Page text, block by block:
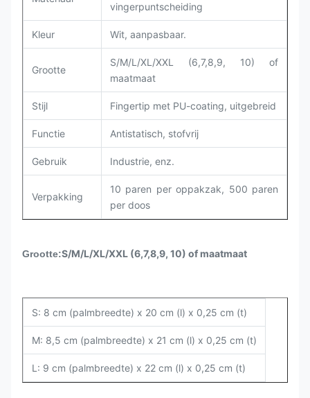
vingerpuntscheiding
Kleur Wit, aanpasbaar.
Grootte
S/M/L/XL/XXL (6,7,8,9, 10) of
maatmaat
Stijl Fingertip met PU-coating, uitgebreid
Functie Antistatisch, stofvrij
Gebruik Industrie, enz.
Verpakking
10 paren per oppakzak, 500 paren
per doos
Grootte:S/M/L/XL/XXL (6,7,8,9, 10) of maatmaat
S: 8 cm (palmbreedte) x 20 cm (l) x 0,25 cm (t)
M: 8,5 cm (palmbreedte) x 21 cm (l) x 0,25 cm (t)
L: 9 cm (palmbreedte) x 22 cm (l) x 0,25 cm (t)